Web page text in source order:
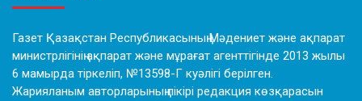
Газет Қазақстан Республикасының Мәдениет және ақпарат
министрлігінің ақпарат және мұрағат агенттігінде 2013 жылы
6 мамырда тіркеліп, №13598-Г куәлігі берілген.
Жарияланым авторларының пікірі редакция көзқарасын